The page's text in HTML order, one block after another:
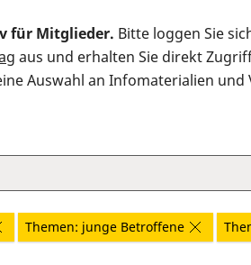
für Mitglieder. Bitte loggen Sie
aus und erhalten Sie direkt
Auswahl an Infomaterialien und
Themen: junge Betroffene